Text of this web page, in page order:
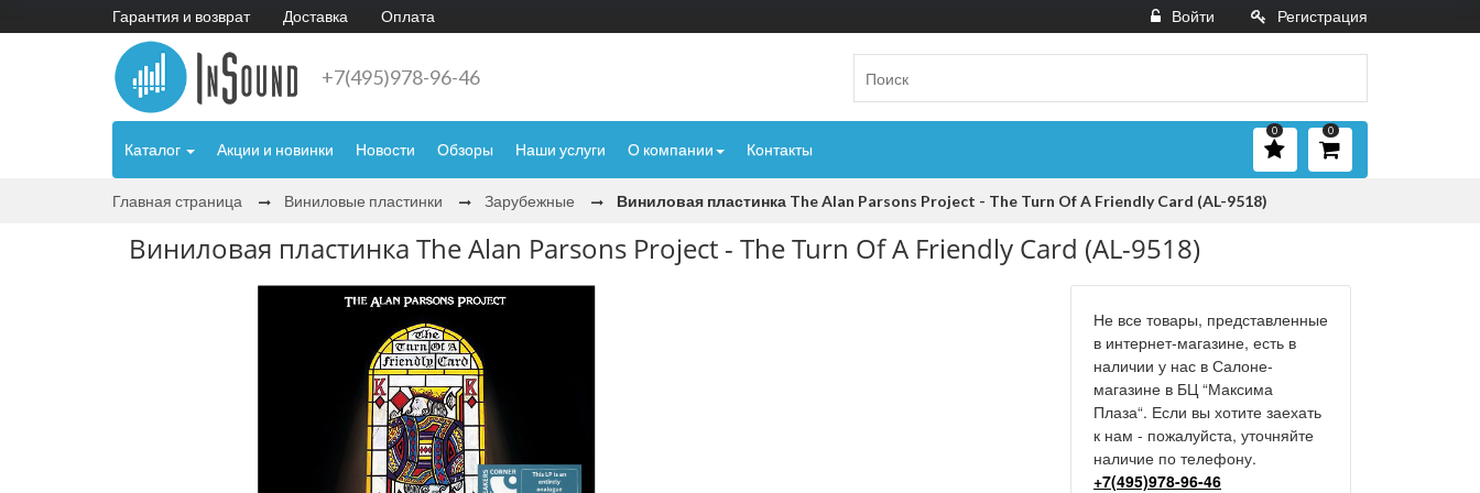
Гарантия и возврат Доставка Оплата Войти Регистрация
+7(495)978-96-46
Каталог Акции и новинки Новости Обзоры Наши услуги О компании Контакты
0
0
Главная страница Виниловые пластинки Зарубежные Виниловая пластинка The Alan Parsons Project - The Turn Of A Friendly Card (AL-9518)
Виниловая пластинка The Alan Parsons Project - The Turn Of A Friendly Card (AL-9518)
Не все товары, представленные
в интернет-магазине, есть в
наличии у нас в Салоне-
магазине в БЦ “Максима
Плаза“. Если вы хотите заехать
к нам - пожалуйста, уточняйте
наличие по телефону.
+7(495)978-96-46